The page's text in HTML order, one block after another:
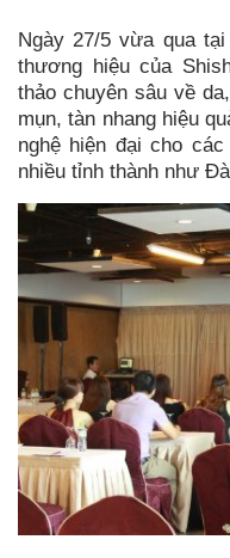
Ngày 27/5 vừa qua
thương hiệu của
thảo chuyên sâu về
mụn, tàn nhang hiệu
nghệ hiện đại cho
nhiều tỉnh thành như